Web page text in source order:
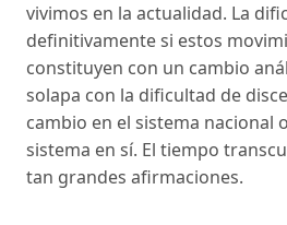
vivimos en la actualidad. La
definitivamente si estos
constituyen con un cambio
solapa con la dificultad de
cambio en el sistema nacional
sistema en sí. El tiempo
tan grandes afirmaciones.